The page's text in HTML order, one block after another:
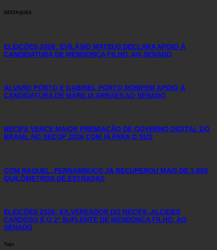
DESTAQUES
ELEIÇÕES 2026: EVILÁSIO MATEUS DECLARA APOIO À
CANDIDATURA DE MENDONÇA FILHO, AO SENADO
ÁLVARO PORTO E GABRIEL PORTO ROMPEM APOIO À
CANDIDATURA DE MARÍLIA ARRAES AO SENADO
RECIFE VENCE MAIOR PREMIAÇÃO DE GOVERNO DIGITAL DO
BRASIL NO SECOP 2026 COM IA PARA O SUS
COM RAQUEL, PERNAMBUCO JÁ RECUPEROU MAIS DE 1.600
QUILÔMETROS DE ESTRADAS
ELEIÇÕES 2026: EX-VEREADOR DO RECIFE, ALCIDES
CARDOSO É O 2º SUPLENTE DE MENDONÇA FILHO, AO
SENADO
Tags